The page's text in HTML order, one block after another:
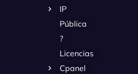
IP
Pública
?
Licencias
Cpanel